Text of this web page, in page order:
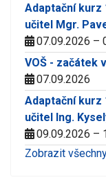
Adaptační kurz
učitel Mgr.
07.09.2026 –
VOŠ - začátek
07.09.2026
Adaptační kurz
učitel Ing.
09.09.2026 –
Zobrazit